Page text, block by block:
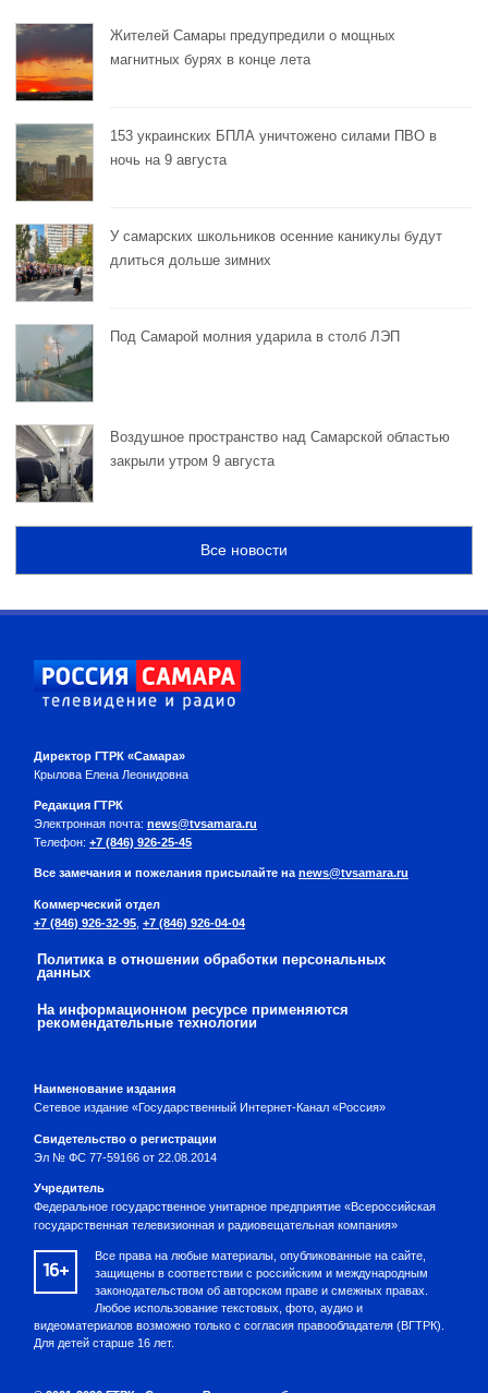
Жителей Самары предупредили о мощных
магнитных бурях в конце лета
153 украинских БПЛА уничтожено силами ПВО в
ночь на 9 августа
У самарских школьников осенние каникулы будут
длиться дольше зимних
Под Самарой молния ударила в столб ЛЭП
Воздушное пространство над Самарской областью
закрыли утром 9 августа
Все новости
Директор ГТРК «Самара»
Крылова Елена Леонидовна
Редакция ГТРК
Электронная почта: news@tvsamara.ru
Телефон: +7 (846) 926-25-45
Все замечания и пожелания присылайте на news@tvsamara.ru
Коммерческий отдел
+7 (846) 926-32-95 +7 (846) 926-04-04
Политика в отношении обработки персональных
данных
На информационном ресурсе применяются
рекомендательные технологии
Наименование издания
Сетевое издание «Государственный Интернет-Канал «Россия»
Свидетельство о регистрации
Эл № ФС 77-59166 от 22.08.2014
Учредитель
Федеральное государственное унитарное предприятие «Всероссийская
государственная телевизионная и радиовещательная компания»
16+
Все права на любые материалы, опубликованные на сайте,
защищены в соответствии с российским и международным
законодательством об авторском праве и смежных правах.
Любое использование текстовых, фото, аудио и
видеоматериалов возможно только с согласия правообладателя (ВГТРК).
Для детей старше 16 лет.